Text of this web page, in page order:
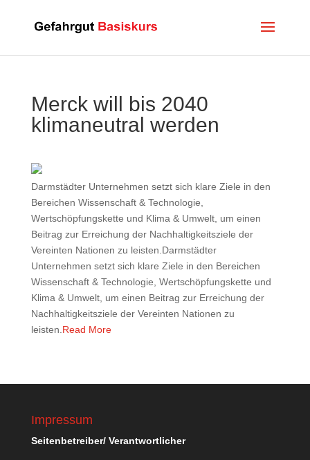
Merck will bis 2040
klimaneutral werden
Darmstädter Unternehmen setzt sich klare Ziele in den
Bereichen Wissenschaft & Technologie,
Wertschöpfungskette und Klima & Umwelt, um einen
Beitrag zur Erreichung der Nachhaltigkeitsziele der
Vereinten Nationen zu leisten.Darmstädter
Unternehmen setzt sich klare Ziele in den Bereichen
Wissenschaft & Technologie, Wertschöpfungskette und
Klima & Umwelt, um einen Beitrag zur Erreichung der
Nachhaltigkeitsziele der Vereinten Nationen zu
leisten. Read More
Impressum
Seitenbetreiber/ Verantwortlicher